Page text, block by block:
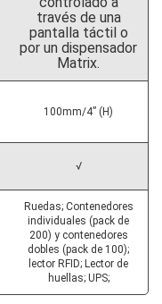
través de una
pantalla táctil o
por un dispensador
Matrix.
100mm/4” (H)
√
Ruedas; Contenedores
individuales (pack de
200) y contenedores
dobles (pack de 100);
lector RFID; Lector de
huellas; UPS;